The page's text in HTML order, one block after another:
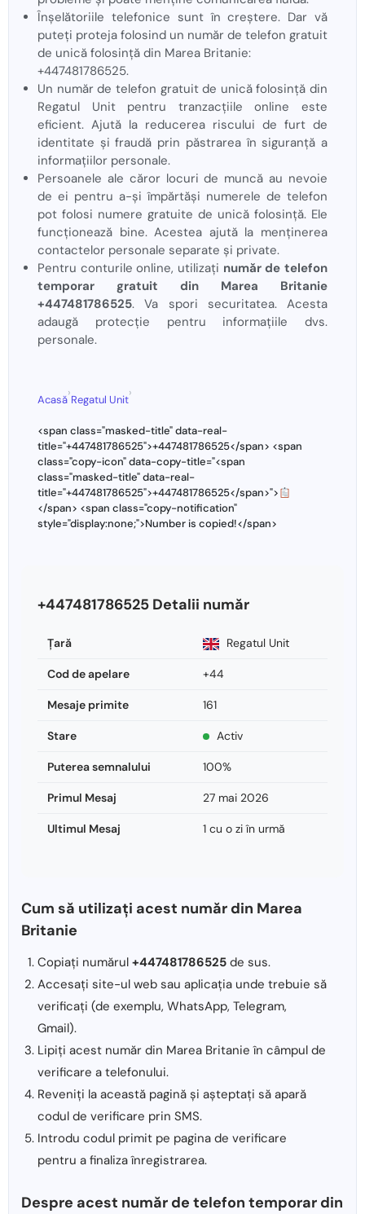
Înșelătoriile telefonice sunt în creștere. Dar vă
puteți proteja folosind un număr de telefon gratuit
de unică folosință din Marea Britanie:
+447481786525.
Un număr de telefon gratuit de unică folosință din
Regatul Unit pentru tranzacțiile online este
eficient. Ajută la reducerea riscului de furt de
identitate și fraudă prin păstrarea în siguranță a
informațiilor personale.
Persoanele ale căror locuri de muncă au nevoie
de ei pentru a-și împărtăși numerele de telefon
pot folosi numere gratuite de unică folosință. Ele
funcționează bine. Acestea ajută la menținerea
contactelor personale separate și private.
Pentru conturile online, utilizați număr de telefon
temporar gratuit din Marea Britanie
+447481786525. Va spori securitatea. Acesta
adaugă protecție pentru informațiile dvs.
personale.
Acasă
›
Regatul Unit
›
<span class="masked-title" data-real-
title="+447481786525">+447481786525</span> <span
class="copy-icon" data-copy-title="<span
class="masked-title" data-real-
title="+447481786525">+447481786525</span>">
</span> <span class="copy-notification"
style="display:none;">Number is copied!</span>
+447481786525 Detalii număr
Ţară Regatul Unit
Cod de apelare +44
Mesaje primite 161
Stare Activ
Puterea semnalului 100%
Primul Mesaj 27 mai 2026
Ultimul Mesaj 1 cu o zi în urmă
Cum să utilizați acest număr din Marea
Britanie
Copiați numărul +447481786525 de sus.
Accesați site-ul web sau aplicația unde trebuie să
verificați (de exemplu, WhatsApp, Telegram,
Gmail).
Lipiți acest număr din Marea Britanie în câmpul de
verificare a telefonului.
Reveniți la această pagină și așteptați să apară
codul de verificare prin SMS.
Introdu codul primit pe pagina de verificare
pentru a finaliza înregistrarea.
Despre acest număr de telefon temporar din